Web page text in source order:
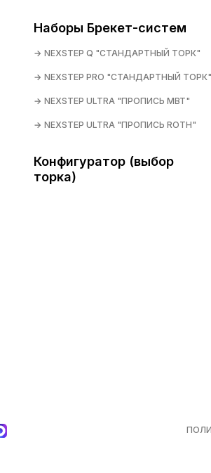
Наборы Брекет-систем
NEXSTEP Q "СТАНДАРТНЫЙ ТОРК"
NEXSTEP PRO "СТАНДАРТНЫЙ ТОРК"
NEXSTEP ULTRA "ПРОПИСЬ MBT"
NEXSTEP ULTRA "ПРОПИСЬ ROTH"
Конфигуратор (выбор
торка)